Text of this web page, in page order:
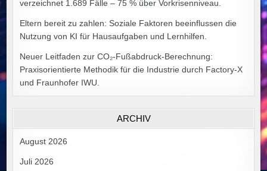
verzeichnet 1.689 Fälle – 75 % über Vorkrisenniveau.
Eltern bereit zu zahlen: Soziale Faktoren beeinflussen die
Nutzung von KI für Hausaufgaben und Lernhilfen.
Neuer Leitfaden zur CO₂-Fußabdruck-Berechnung:
Praxisorientierte Methodik für die Industrie durch Factory-X
und Fraunhofer IWU.
ARCHIV
August 2026
Juli 2026